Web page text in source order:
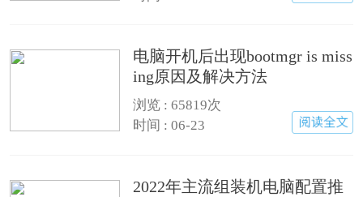
电脑开机后出现bootmgr is miss
ing原因及解决方法
浏览 :65819次
时间 : 06-23
2022年主流组装机电脑配置推